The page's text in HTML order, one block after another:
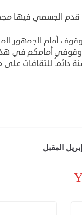
قدم الجسمي فيها
أمام الجمهور
أمامكم في هذا
دائماً للثقافات على
المقبل